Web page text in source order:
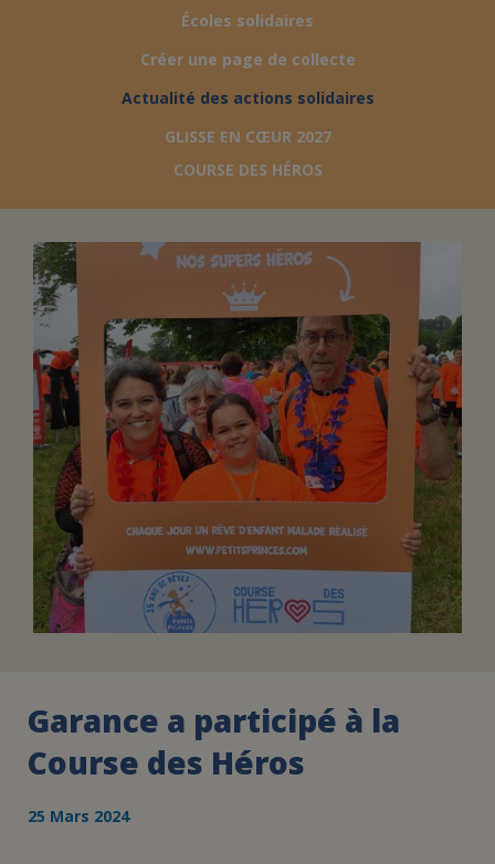
FAIRE UN DON
ESPACE PRESSE
JE DEVIENS
Écoles solidaires
Créer une page de collecte
Actualité des actions solidaires
GLISSE EN CŒUR 2027
COURSE DES HÉROS
Garance a participé à la
Course des Héros
25 Mars 2024